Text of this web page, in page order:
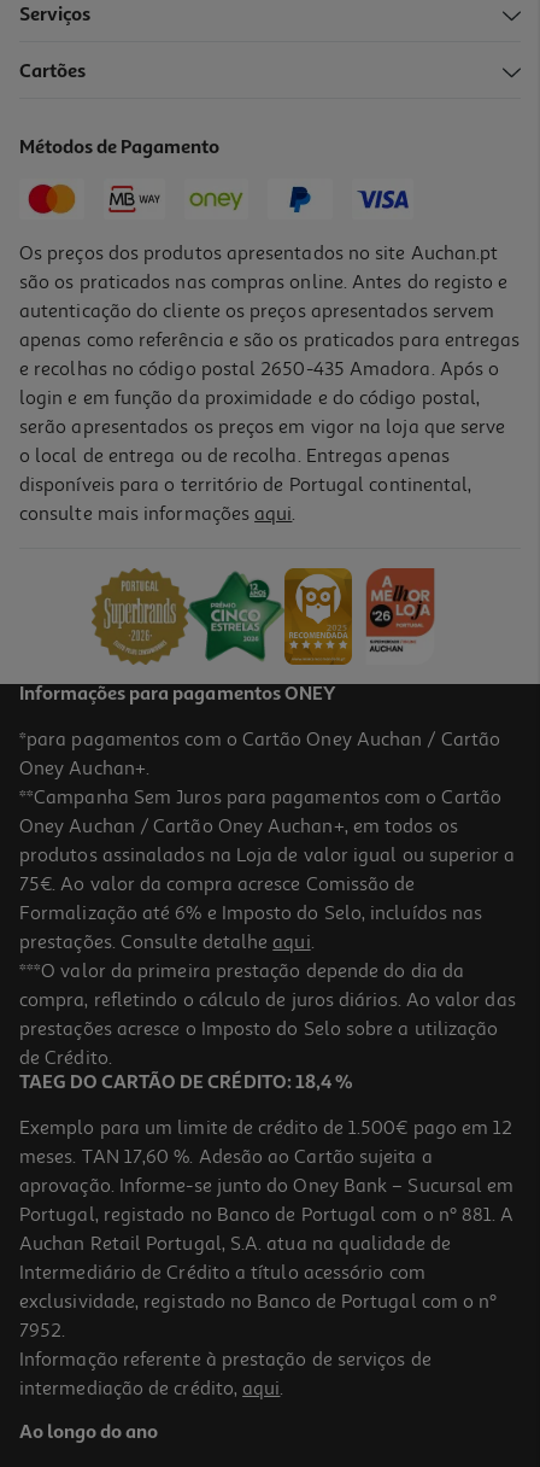
-9%
4.4
Ração Cão Pro Plan Junior Médio Frango 3kg
Price reduced from
19,99 €
5.0 (46)
Ração Cão Royal Canin Mini Junior 4kg
8.5 €/Kg
33,99 €
5.0
Ração Cão Royal Canin Junior Médio 4 Kg
7.97 €/Kg
Serviços
Cartões
Métodos de Pagamento
Os preços dos produtos apresentados no site Auchan.pt
são os praticados nas compras online. Antes do registo e
autenticação do cliente os preços apresentados servem
apenas como referência e são os praticados para entregas
e recolhas no código postal 2650-435 Amadora. Após o
login e em função da proximidade e do código postal,
serão apresentados os preços em vigor na loja que serve
o local de entrega ou de recolha. Entregas apenas
disponíveis para o território de Portugal continental,
consulte mais informações aqui.
Informações para pagamentos ONEY
*para pagamentos com o Cartão Oney Auchan / Cartão
Oney Auchan+.
**Campanha Sem Juros para pagamentos com o Cartão
Oney Auchan / Cartão Oney Auchan+, em todos os
produtos assinalados na Loja de valor igual ou superior a
75€. Ao valor da compra acresce Comissão de
Formalização até 6% e Imposto do Selo, incluídos nas
prestações. Consulte detalhe aqui.
***O valor da primeira prestação depende do dia da
compra, refletindo o cálculo de juros diários. Ao valor das
prestações acresce o Imposto do Selo sobre a utilização
de Crédito.
TAEG DO CARTÃO DE CRÉDITO: 18,4 %
Exemplo para um limite de crédito de 1.500€ pago em 12
meses. TAN 17,60 %. Adesão ao Cartão sujeita a
aprovação. Informe-se junto do Oney Bank – Sucursal em
Portugal, registado no Banco de Portugal com o nº 881. A
Auchan Retail Portugal, S.A. atua na qualidade de
Intermediário de Crédito a título acessório com
exclusividade, registado no Banco de Portugal com o nº
7952.
Informação referente à prestação de serviços de
intermediação de crédito, aqui.
Ao longo do ano